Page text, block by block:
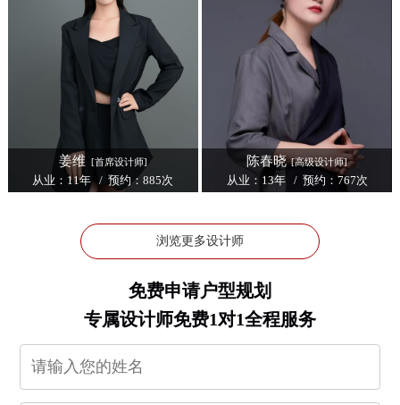
姜维 [首席设计师]
从业：11年 / 预约：885次
陈春晓 [高级设计师]
从业：13年 / 预约：767次
浏览更多设计师
免费申请户型规划
专属设计师免费1对1全程服务